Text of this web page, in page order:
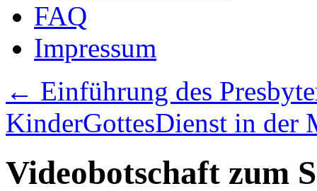
FAQ
Impressum
← Einführung des
KinderGottesDienst in der
Videobotschaft zum